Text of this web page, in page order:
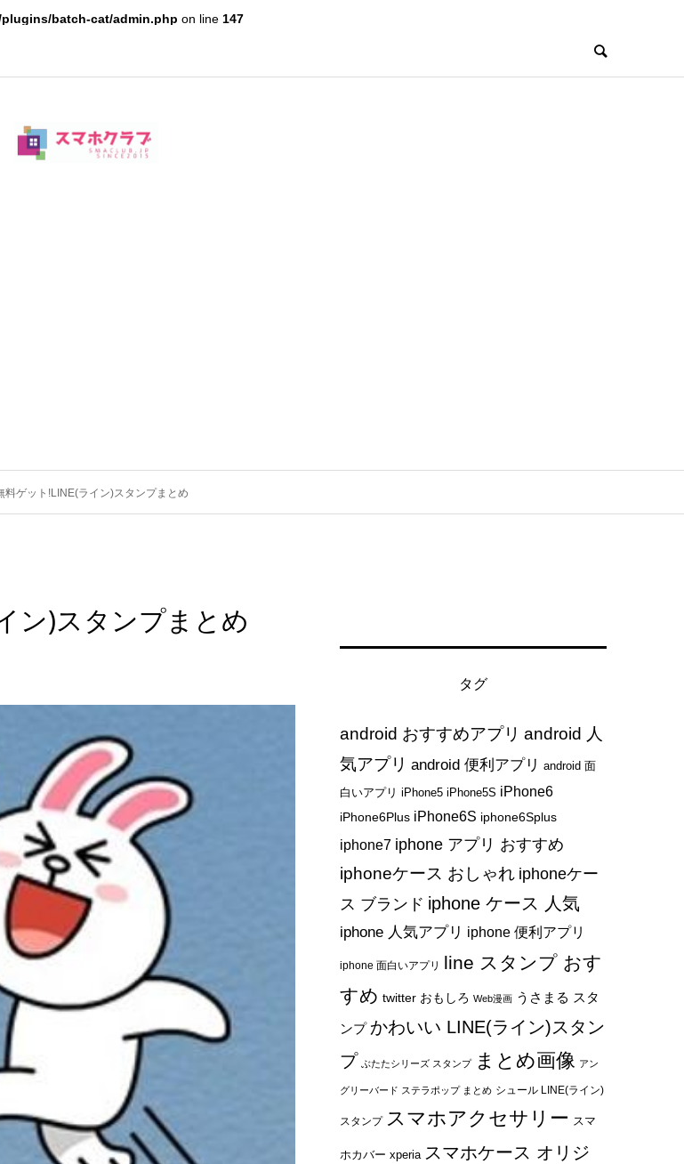
batch-cat/admin.php on line 147
料ゲット!LINE(ライン)スタンプまとめ
ン)スタンプまとめ
タグ
android おすすめアプリ android 人
気アプリ android 便利アプリ android 面
白いアプリ iPhone5 iPhone5S iPhone6
iPhone6Plus iPhone6S iphone6Splus
iphone7 iphone アプリ おすすめ
iphoneケース おしゃれ iphoneケー
ス ブランド iphone ケース 人気
iphone 人気アプリ iphone 便利アプリ
iphone 面白いアプリ line スタンプ おす
すめ twitter おもしろ Web漫画 うさまる スタ
ンプ かわいい LINE(ライン)スタン
プ ぶたたシリーズ スタンプ まとめ画像 アン
グリーバード ステラポップ まとめ シュール LINE(ライン)
スタンプ スマホアクセサリー スマ
ホカバー xperia スマホケース オリジ